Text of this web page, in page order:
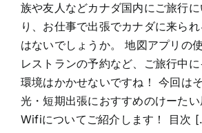
族や友人などカナダ国内にご旅行
り、お仕事で出張でカナダに来ら
はないでしょうか。 地図アプリの
レストランの予約など、ご旅行中
環境はかかせないですね！ 今回は
光・短期出張におすすめのけーたい
Wifiについてご紹介します！ 目次